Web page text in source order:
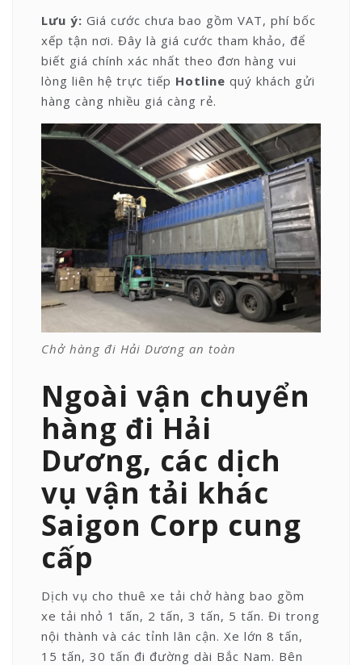
Lưu ý: Giá cước chưa bao gồm VAT, phí bốc
xếp tận nơi. Đây là giá cước tham khảo, để
biết giá chính xác nhất theo đơn hàng vui
lòng liên hệ trực tiếp Hotline quý khách gửi
hàng càng nhiều giá càng rẻ.
Chở hàng đi Hải Dương an toàn
Ngoài vận chuyển
hàng đi Hải
Dương, các dịch
vụ vận tải khác
Saigon Corp cung
cấp
Dịch vụ cho thuê xe tải chở hàng bao gồm
xe tải nhỏ 1 tấn, 2 tấn, 3 tấn, 5 tấn. Đi trong
nội thành và các tỉnh lân cận. Xe lớn 8 tấn,
15 tấn, 30 tấn đi đường dài Bắc Nam. Bên